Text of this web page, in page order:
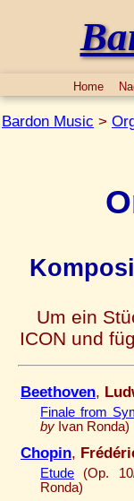
Home
Bardon Music >
Um ein
ICON und
Beethoven,
Finale from
by Ivan Ronda)
Chopin,
Etude (Op.
Ronda)